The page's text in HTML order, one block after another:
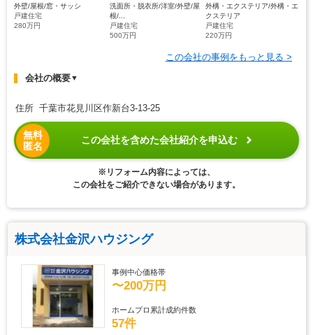
外壁/屋根/窓・サッシ
戸建住宅
280万円
洗面所・脱衣所/洋室/外壁/屋
根/...
戸建住宅
500万円
外構・エクステリア/外構・エ
クステリア
戸建住宅
220万円
この会社の事例をもっと見る >
会社の概要▼
住所 千葉市花見川区作新台3-13-25
無料
匿名
この会社を含めた会社紹介を申込む
※リフォーム内容によっては、
この会社をご紹介できない場合があります。
株式会社金沢ハウジング
事例中心価格帯
〜200万円
ホームプロ累計成約件数
57件